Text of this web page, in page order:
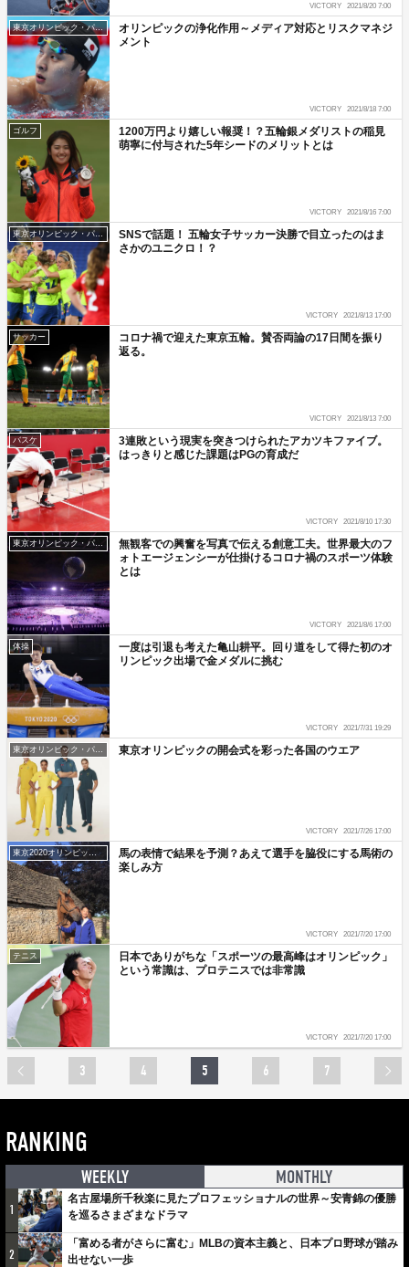
VICTORY 2021/8/20 7:00
東京オリンピック・パラリンピック
オリンピックの浄化作用～メディア対応とリスクマネジ
メント
VICTORY 2021/8/18 7:00
ゴルフ
1200万円より嬉しい報奨！？五輪銀メダリストの稲見
萌寧に付与された5年シードのメリットとは
VICTORY 2021/8/16 7:00
東京オリンピック・パラリンピック
SNSで話題！ 五輪女子サッカー決勝で目立ったのはま
さかのユニクロ！？
VICTORY 2021/8/13 17:00
サッカー
コロナ禍で迎えた東京五輪。賛否両論の17日間を振り
返る。
VICTORY 2021/8/13 7:00
バスケ
3連敗という現実を突きつけられたアカツキファイブ。
はっきりと感じた課題はPGの育成だ
VICTORY 2021/8/10 17:30
東京オリンピック・パラリンピック
無観客での興奮を写真で伝える創意工夫。世界最大のフ
ォトエージェンシーが仕掛けるコロナ禍のスポーツ体験
とは
VICTORY 2021/8/6 17:00
体操
一度は引退も考えた亀山耕平。回り道をして得た初のオ
リンピック出場で金メダルに挑む
VICTORY 2021/7/31 19:29
東京オリンピック・パラリンピック 東京オリンピックの開会式を彩った各国のウエア
VICTORY 2021/7/26 17:00
東京2020オリンピック・パラリンピック
馬の表情で結果を予測？あえて選手を脇役にする馬術の
楽しみ方
VICTORY 2021/7/20 17:00
テニス
日本でありがちな「スポーツの最高峰はオリンピック」
という常識は、プロテニスでは非常識
VICTORY 2021/7/20 17:00
3 4 5 6 7
RANKING
WEEKLY MONTHLY
1
名古屋場所千秋楽に見たプロフェッショナルの世界～安青錦の優勝
を巡るさまざまなドラマ
2
「富める者がさらに富む」MLBの資本主義と、日本プロ野球が踏み
出せない一歩